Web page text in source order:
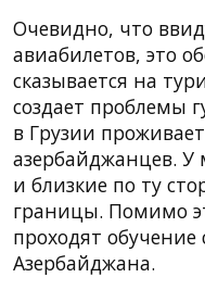
Очевидно, что
авиабилетов, это
сказывается на
создает проблемы
в Грузии
азербайджанцев. У
и близкие по ту
границы. Помимо
проходят обучение
Азербайджана.